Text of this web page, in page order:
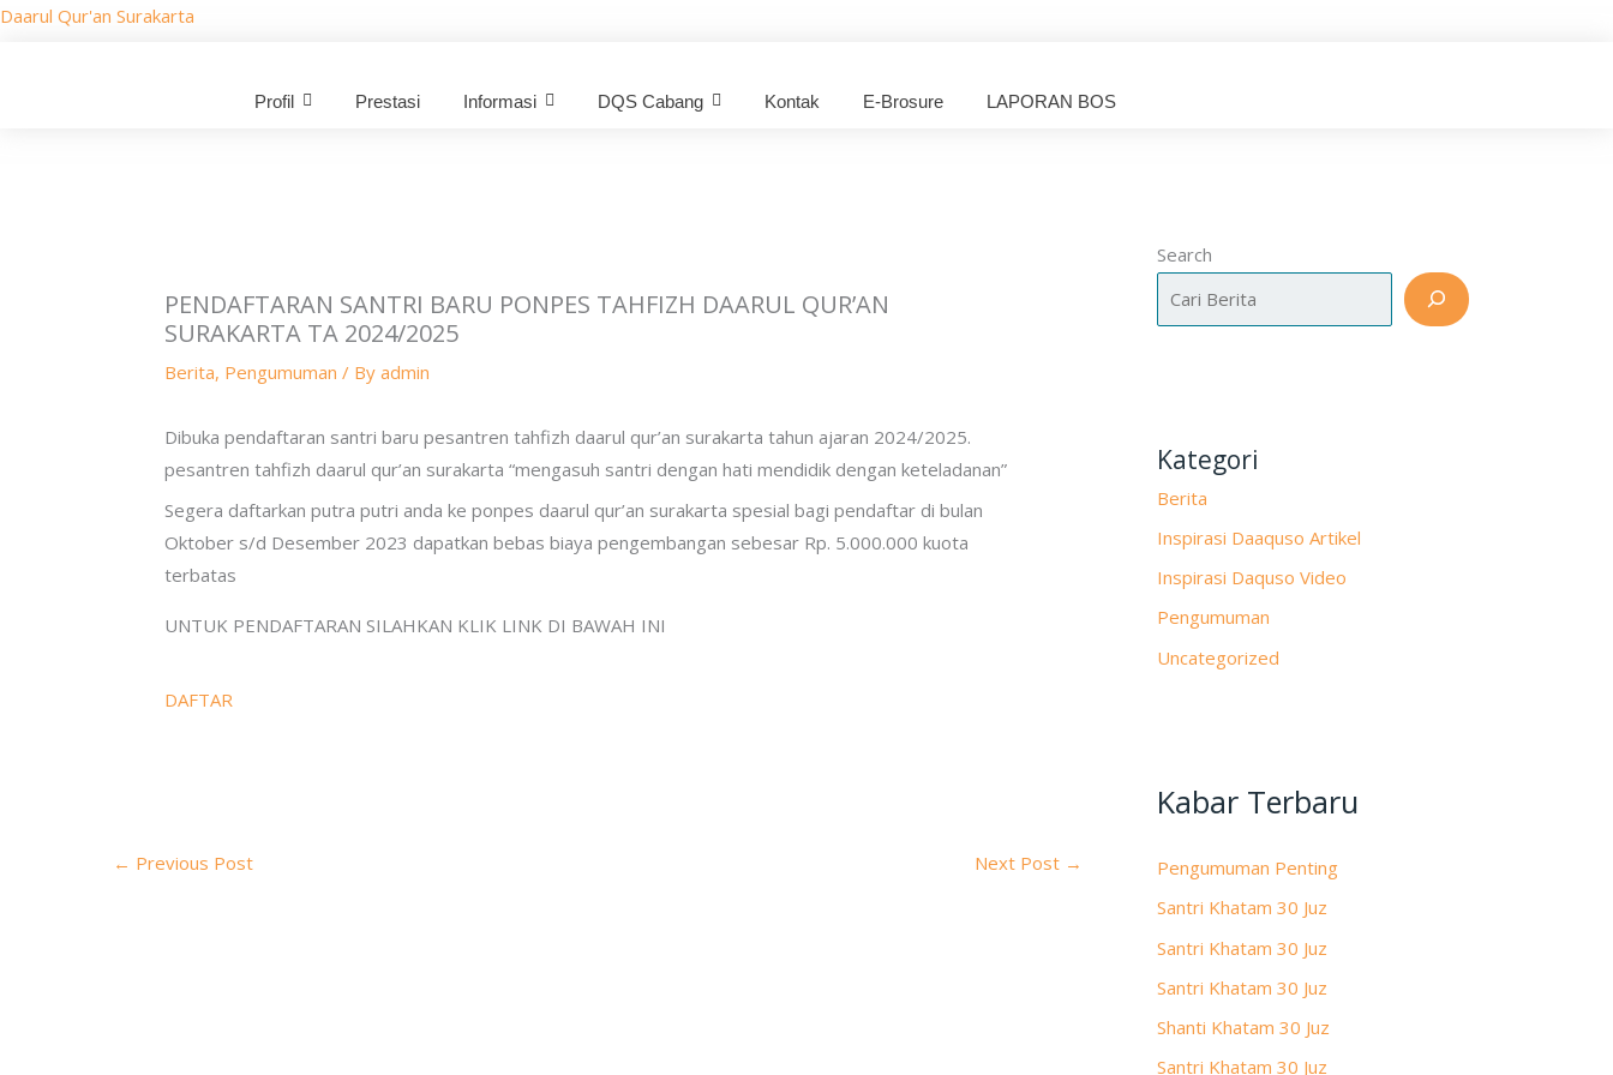
Skip
Daarul Qur'an Surakarta
Profil Prestasi Informasi DQS Cabang Kontak E-Brosure LAPORAN BOS
PENDAFTARAN SANTRI BARU PONPES TAHFIZH DAARUL QUR’AN
SURAKARTA TA 2024/2025
Berita, Pengumuman / By admin
Dibuka pendaftaran santri baru pesantren tahfizh daarul qur’an surakarta tahun ajaran 2024/2025.
pesantren tahfizh daarul qur’an surakarta “mengasuh santri dengan hati mendidik dengan keteladanan”
Segera daftarkan putra putri anda ke ponpes daarul qur’an surakarta spesial bagi pendaftar di bulan
Oktober s/d Desember 2023 dapatkan bebas biaya pengembangan sebesar Rp. 5.000.000 kuota
terbatas
UNTUK PENDAFTARAN SILAHKAN KLIK LINK DI BAWAH INI
DAFTAR
← Previous Post Next Post →
Search
Kategori
Berita
Inspirasi Daaquso Artikel
Inspirasi Daquso Video
Pengumuman
Uncategorized
Kabar Terbaru
Pengumuman Penting
Santri Khatam 30 Juz
Santri Khatam 30 Juz
Santri Khatam 30 Juz
Shanti Khatam 30 Juz
Santri Khatam 30 Juz